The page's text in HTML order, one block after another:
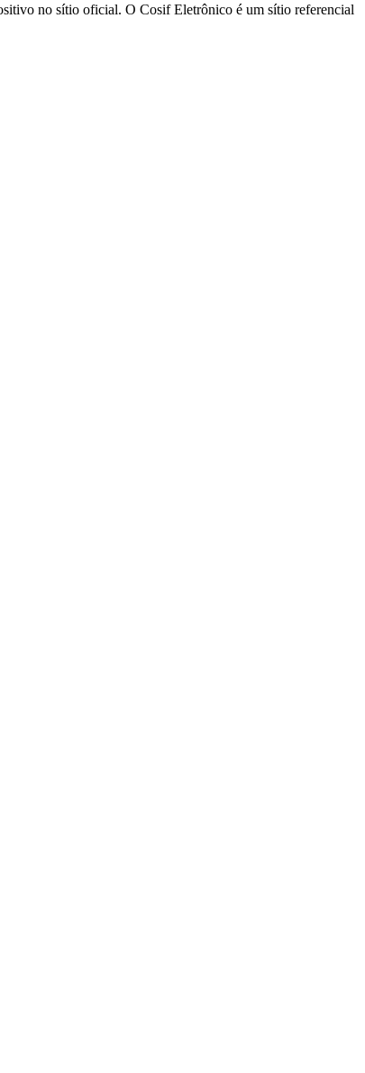
no sítio oficial. O Cosif Eletrônico é um sítio referencial